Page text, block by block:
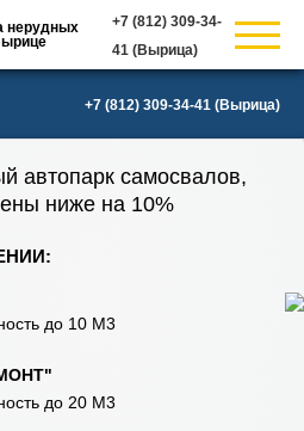
нерудных
(Вырица)
(Вырица)
до 10 М3
до 20 М3
автопарк самосвалов,
ниже на 10%